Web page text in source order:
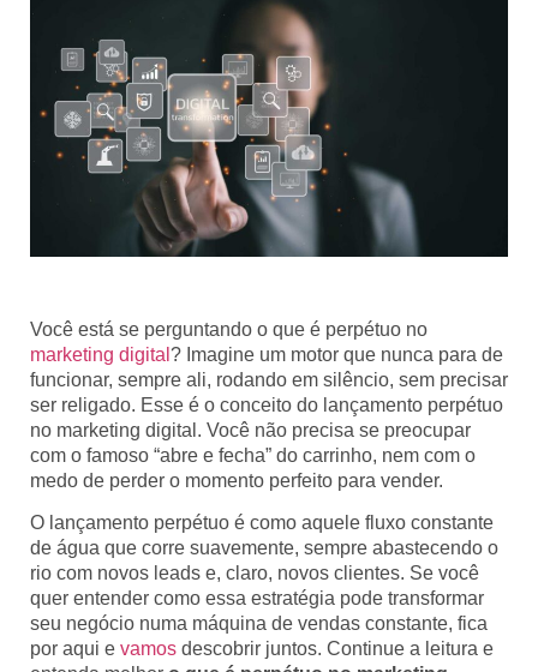
Você está se perguntando o que é perpétuo no
marketing digital ? Imagine um motor que nunca para de
funcionar, sempre ali, rodando em silêncio, sem precisar
ser religado. Esse é o conceito do lançamento perpétuo
no marketing digital. Você não precisa se preocupar
com o famoso “abre e fecha” do carrinho, nem com o
medo de perder o momento perfeito para vender.
O lançamento perpétuo é como aquele fluxo constante
de água que corre suavemente, sempre abastecendo o
rio com novos leads e, claro, novos clientes. Se você
quer entender como essa estratégia pode transformar
seu negócio numa máquina de vendas constante, fica
por aqui e vamos descobrir juntos. Continue a leitura e